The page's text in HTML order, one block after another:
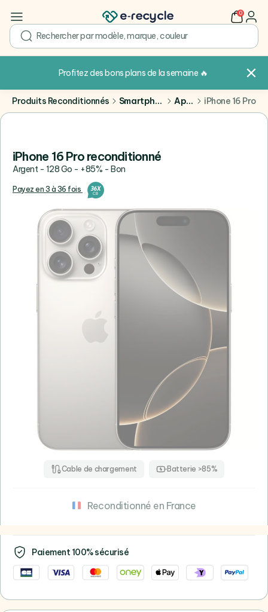
search
0 user
Profitez des bons plans de la semaine 🔥
Produits Reconditionnés Smartphones Apple iPhone 16 Pro
iPhone 16 Pro reconditionné
Argent - 128 Go - +85% - Bon
Payez en 3 à 36 fois
Cable de chargement Batterie >85%
Reconditionné en France
Paiement 100% sécurisé